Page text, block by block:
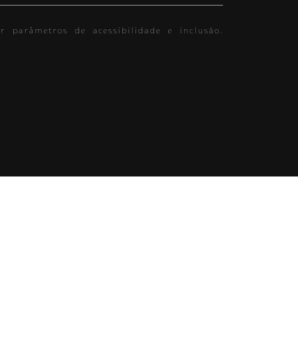
parâmetros de acessibilidade e inclusão.